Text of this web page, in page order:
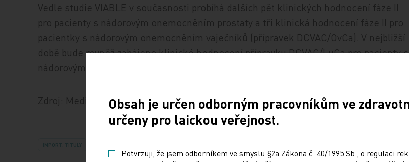
Vedle studie VIABLE v současnosti probíhá dalších pět klinických hodnocení fáze II
pro pacienty s nádorovým onemocněním prostaty a tři klinická hodnocení fáze II pro
pacientky s nádorovým onemocněním vaječníků (přípravek DCVAC/OvCa). V nejbližší
době bude rovněž zahájeno klinické hodnocení přípravku DCVAC/LuCa pro pacienty s
nádorovým onemocněním plic.
Zdroj: Medical Tribune
IMPORT: TITULY
Obsah je určen odborným pracovníkům ve
určeny pro laickou veřejnost.
Potvrzuji, že jsem odborníkem ve smyslu §2a Zákona č. 40/1995 Sb., o regulaci